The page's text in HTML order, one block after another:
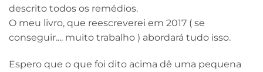
descrito todos os remédios.
O meu livro, que reescreverei em 2017 ( se
conseguir.... muito trabalho ) abordará tudo isso.
Espero que o que foi dito acima dê uma pequena